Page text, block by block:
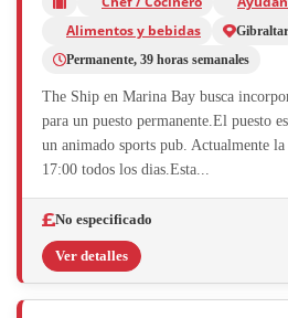
Alimentos y bebidas
Gibraltar
Permanente, 39 horas semanales
The Ship en Marina Bay busca
para un puesto permanente.El puesto
un animado sports pub. Actualmente
17:00 todos los dias.Esta...
No especificado
Ver detalles